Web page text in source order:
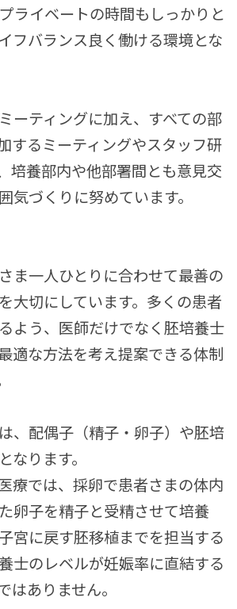
ライベートの時間もしっかりと
フバランス良く働ける環境とな
ーティングに加え、すべての部
するミーティングやスタッフ研
培養部内や他部署間とも意見交
気づくりに努めています。
ま一人ひとりに合わせて最善の
大切にしています。多くの患者
よう、医師だけでなく胚培養士
適な方法を考え提案できる体制
、配偶子（精子・卵子）や胚培
なります。
療では、採卵で患者さまの体内
卵子を精子と受精させて培養
宮に戻す胚移植までを担当する
士のレベルが妊娠率に直結する
はありません。